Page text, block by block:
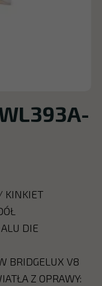
KINKIET
DIE
BRIDGELUX V8
Z OPRAWY: